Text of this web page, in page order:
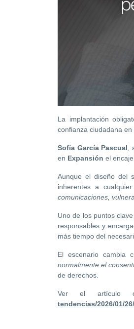
La implantación
confianza ciudadana
Sofía García Pascual,
en Expansión el
Aunque el diseño del
inherentes a
comunicaciones,
Uno de los puntos
responsables y
más tiempo del
El escenario cambia
normalmente el
de derechos.
Ver el artículo
tendencias/2026/01/